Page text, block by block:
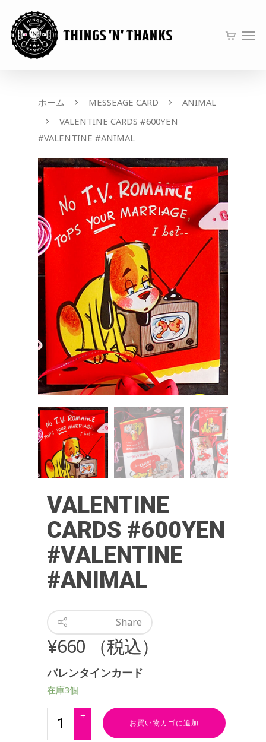
ホーム MESSEAGE CARD
ANIMAL
VALENTINE CARDS #600YEN
#VALENTINE #ANIMAL
VALENTINE
CARDS #600YEN
#VALENTINE
#ANIMAL
Share
¥660 （税込）
バレンタインカード
在庫3個
お買い物カゴに追加